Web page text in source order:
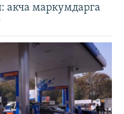
акча маркумдарга